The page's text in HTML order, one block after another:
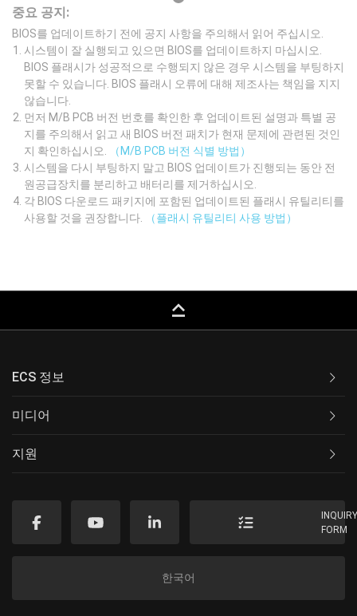
중요 공지:
BIOS를 업데이트하기 전에 공지 사항을 주의해서 읽어 주십시오.
시스템이 잘 실행되고 있으면 BIOS를 업데이트하지 마십시오.
BIOS 플래시가 성공적으로 수행되지 않은 경우 시스템을 부팅하지
못할 수 있습니다. BIOS 플래시 오류에 대해 제조사는 책임을 지지
않습니다.
먼저 M/B PCB 버전 번호를 확인한 후 업데이트된 설명과 특별 공
지를 주의해서 읽고 새 BIOS 버전 패치가 현재 문제에 관련된 것인
지 확인하십시오.
（M/B PCB 버전 식별 방법）
시스템을 다시 부팅하지 말고 BIOS 업데이트가 진행되는 동안 전
원공급장치를 분리하고 배터리를 제거하십시오.
각 BIOS 다운로드 패키지에 포함된 업데이트된 플래시 유틸리티를
사용할 것을 권장합니다.
（플래시 유틸리티 사용 방법）
keyboard_capslock
ECS 정보
미디어
지원
FORM
한국어